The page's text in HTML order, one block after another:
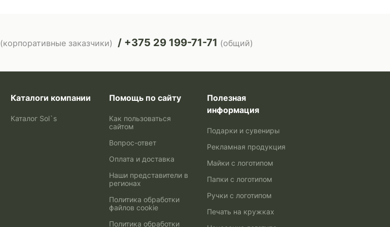
(корпоративные заказчики) +375 29 199-71-71 (общий)
Каталоги компании
Каталог Sol`s
Помощь по сайту
Как пользоваться
сайтом
Вопрос-ответ
Оплата и доставка
Наши представители в
регионах
Политика обработки
файлов cookie
Политика обработки
Полезная
информация
Подарки и сувениры
Рекламная продукция
Майки с логотипом
Папки с логотипом
Ручки с логотипом
Печать на кружках